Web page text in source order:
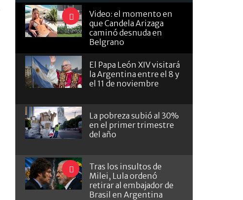
Video: el momento en
que Candela Arizaga
caminó desnuda en
Belgrano
El Papa León XIV visitará
la Argentina entre el 8 y
el 11 de noviembre
La pobreza subió al 30%
en el primer trimestre
del año
Tras los insultos de
Milei, Lula ordenó
retirar al embajador de
Brasil en Argentina